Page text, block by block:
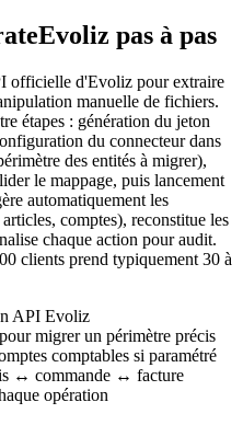
pas à pas
officielle d'Evoliz pour extraire
manuelle de fichiers.
étapes : génération du jeton
du connecteur dans
des entités à migrer),
le mappage, puis lancement
automatiquement les
comptes), reconstitue les
chaque action pour audit.
clients prend typiquement 30 à
API Evoliz
migrer un périmètre précis
comptables si paramétré
↔ commande ↔ facture
opération